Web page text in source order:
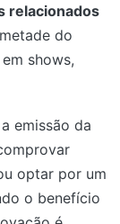
relacionados
do
shows,
emissão da
optar por um
o benefício